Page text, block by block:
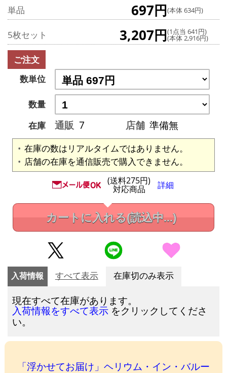
単品 697円(本体 634円)
5枚セット 3,207円(1点当 641円)
(本体 2,916円)
ご注文
数単位
数量
在庫
通販 7 店舗 準備無
在庫の数はリアルタイムではありません。
店舗の在庫を通信販売で購入できません。
(送料275円)
対応商品 詳細
カートに入れる(読込中...)
入荷情報 すべて表示 在庫切のみ表示
現在すべて在庫があります。
入荷情報をすべて表示 をクリックしてくださ
い。
「浮かせてお届け」ヘリウム・イン・バルー